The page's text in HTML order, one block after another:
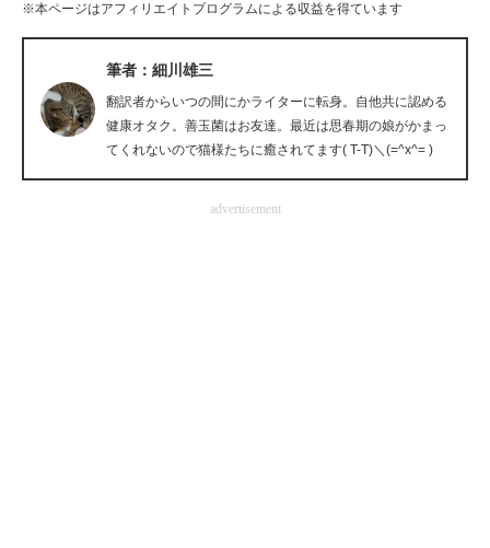
AI活用のいまが分かる
企業ITのトレンドを詳説
経営リーダーのコミュニティ
マーケ×ITの今がよく分かる
ITエンジニア向け専門サイト
※本ページはアフィリエイトプログラムによる収益を得ています
筆者：細川雄三
翻訳者からいつの間にかライターに転身。自他共に認める
健康オタク。善玉菌はお友達。最近は思春期の娘がかまっ
てくれないので猫様たちに癒されてます( T-T)＼(=^x^= )
advertisement